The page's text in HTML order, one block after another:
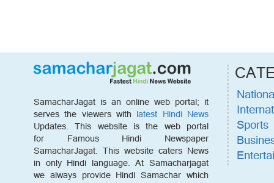
SamacharJagat is an online web portal; it
serves the viewers with latest Hindi News
Updates. This website is the web portal
for Famous Hindi Newspaper
SamacharJagat. This website caters News
in only Hindi language. At Samacharjagat
we always provide Hindi Samachar which
Sports